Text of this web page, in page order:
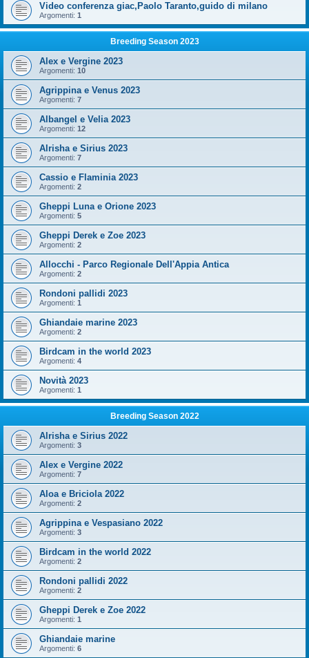
Video conferenza giac,Paolo Taranto,guido di milano
Argomenti: 1
Breeding Season 2023
Alex e Vergine 2023
Argomenti: 10
Agrippina e Venus 2023
Argomenti: 7
Albangel e Velia 2023
Argomenti: 12
Alrisha e Sirius 2023
Argomenti: 7
Cassio e Flaminia 2023
Argomenti: 2
Gheppi Luna e Orione 2023
Argomenti: 5
Gheppi Derek e Zoe 2023
Argomenti: 2
Allocchi - Parco Regionale Dell'Appia Antica
Argomenti: 2
Rondoni pallidi 2023
Argomenti: 1
Ghiandaie marine 2023
Argomenti: 2
Birdcam in the world 2023
Argomenti: 4
Novità 2023
Argomenti: 1
Breeding Season 2022
Alrisha e Sirius 2022
Argomenti: 3
Alex e Vergine 2022
Argomenti: 7
Aloa e Briciola 2022
Argomenti: 2
Agrippina e Vespasiano 2022
Argomenti: 3
Birdcam in the world 2022
Argomenti: 2
Rondoni pallidi 2022
Argomenti: 2
Gheppi Derek e Zoe 2022
Argomenti: 1
Ghiandaie marine
Argomenti: 6